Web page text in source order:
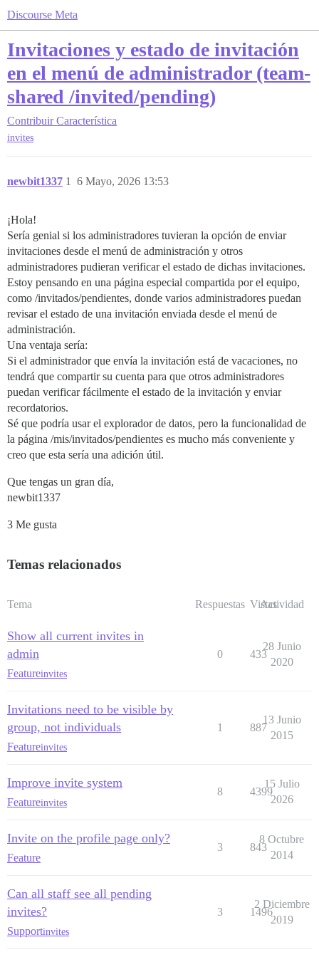
Discourse Meta
Invitaciones y estado de invitación
en el menú de administrador (team-
shared /invited/pending)
Contribuir Característica
invites
newbit1337 6 Mayo, 2026 13:53
1
¡Hola!
Sería genial si los administradores tuvieran la opción de enviar
invitaciones desde el menú de administración y otros
administradores pudieran verificar el estado de dichas invitaciones.
Estoy pensando en una página especial compartida por el equipo,
como /invitados/pendientes, donde varios administradores puedan
revisar el estado de una invitación enviada desde el menú de
administración.
Una ventaja sería:
Si el administrador que envía la invitación está de vacaciones, no
tendrá que compartir su cuenta para que otros administradores
puedan verificar fácilmente el estado de la invitación y enviar
recordatorios.
Sé que podría usar el explorador de datos, pero la funcionalidad de
la página /mis/invitados/pendientes es mucho más conveniente y
creo que esta sería una adición útil.
Que tengas un gran día,
newbit1337
3 Me gusta
Temas relacionados
Tema Respuestas Vistas
Actividad
Show all current invites in
admin
Featureinvites
0 433
28 Junio
2020
Invitations need to be visible by
group, not individuals
Featureinvites
1 887
13 Junio
2015
Improve invite system
Featureinvites
8 4399
15 Julio
2026
Invite on the profile page only?
Feature
3 843
8 Octubre
2014
Can all staff see all pending
invites?
Supportinvites
3 1496
2 Diciembre
2019